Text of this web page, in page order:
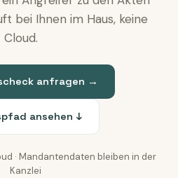
bei Ihnen im Haus, keine
Cloud.
anfragen →
ansehen ↓
· Mandantendaten bleiben in der
Kanzlei